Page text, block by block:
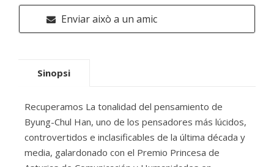
Enviar això a un amic
Sinopsi
Recuperamos La tonalidad del pensamiento de
Byung-Chul Han, uno de los pensadores más lúcidos,
controvertidos e inclasificables de la última década y
media, galardonado con el Premio Princesa de